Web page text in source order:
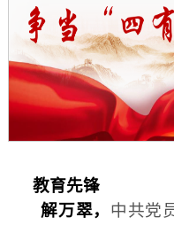
教育先锋
解万翠， 中共党